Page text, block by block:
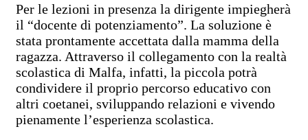
Per le lezioni in presenza la dirigente impiegherà
il “docente di potenziamento”. La soluzione è
stata prontamente accettata dalla mamma della
ragazza. Attraverso il collegamento con la realtà
scolastica di Malfa, infatti, la piccola potrà
condividere il proprio percorso educativo con
altri coetanei, sviluppando relazioni e vivendo
pienamente l’esperienza scolastica.